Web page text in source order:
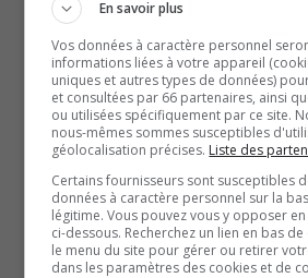
Notre journaliste, Anthony Dallaire,
avec Marie-France Beaudry,
entrepreneuriat collectif.
Commentaires
En savoir plus
Vos données à caractère personnel
informations liées à votre appareil
uniques et autres types de données)
et consultées par 66 partenaires, ainsi
ou utilisées spécifiquement par ce site.
nous-mêmes sommes susceptibles
géolocalisation précises. Liste des
Certains fournisseurs sont susceptibles
données à caractère personnel sur la
légitime. Vous pouvez vous y opposer
ci-dessous. Recherchez un lien en bas
le menu du site pour gérer ou retirer
dans les paramètres des cookies et de